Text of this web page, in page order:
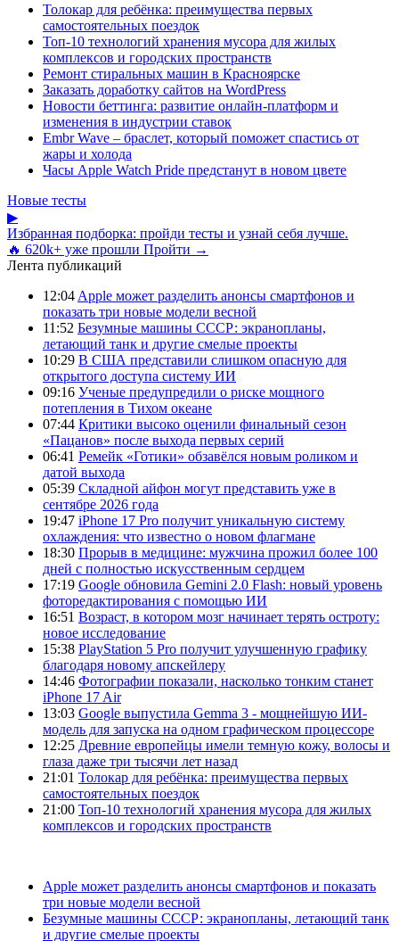
Толокар для ребёнка: преимущества первых
самостоятельных поездок
Топ-10 технологий хранения мусора для жилых
комплексов и городских пространств
Ремонт стиральных машин в Красноярске
Заказать доработку сайтов на WordPress
Новости беттинга: развитие онлайн-платформ и
изменения в индустрии ставок
Embr Wave – браслет, который поможет спастись от
жары и холода
Часы Apple Watch Pride предстанут в новом цвете
Новые тесты
▶
Избранная подборка: пройди тесты и узнай себя лучше.
🔥 620k+ уже прошли Пройти →
Лента публикаций
12:04 Apple может разделить анонсы смартфонов и
показать три новые модели весной
11:52 Безумные машины СССР: экранопланы,
летающий танк и другие смелые проекты
10:29 В США представили слишком опасную для
открытого доступа систему ИИ
09:16 Ученые предупредили о риске мощного
потепления в Тихом океане
07:44 Критики высоко оценили финальный сезон
«Пацанов» после выхода первых серий
06:41 Ремейк «Готики» обзавёлся новым роликом и
датой выхода
05:39 Складной айфон могут представить уже в
сентябре 2026 года
19:47 iPhone 17 Pro получит уникальную систему
охлаждения: что известно о новом флагмане
18:30 Прорыв в медицине: мужчина прожил более 100
дней с полностью искусственным сердцем
17:19 Google обновила Gemini 2.0 Flash: новый уровень
фоторедактирования с помощью ИИ
16:51 Возраст, в котором мозг начинает терять остроту:
новое исследование
15:38 PlayStation 5 Pro получит улучшенную графику
благодаря новому апскейлеру
14:46 Фотографии показали, насколько тонким станет
iPhone 17 Air
13:03 Google выпустила Gemma 3 - мощнейшую ИИ-
модель для запуска на одном графическом процессоре
12:25 Древние европейцы имели темную кожу, волосы и
глаза даже три тысячи лет назад
21:01 Толокар для ребёнка: преимущества первых
самостоятельных поездок
21:00 Топ-10 технологий хранения мусора для жилых
комплексов и городских пространств
Apple может разделить анонсы смартфонов и показать
три новые модели весной
Безумные машины СССР: экранопланы, летающий танк
и другие смелые проекты